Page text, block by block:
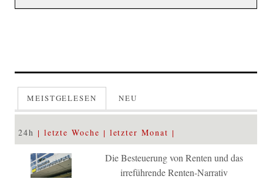
MEISTGELESEN NEU
24h letzte Woche letzter Monat
Die Besteuerung von Renten und das
irreführende Renten-Narrativ